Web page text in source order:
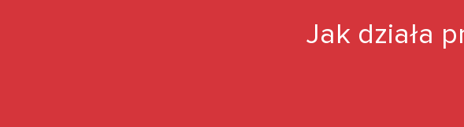
Jak działa